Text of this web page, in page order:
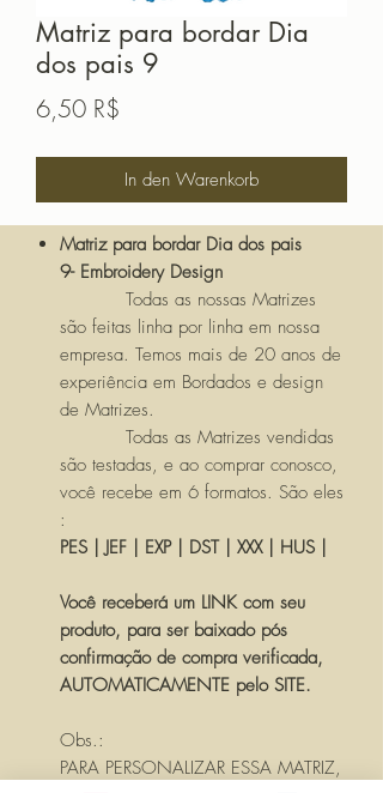
Matriz para bordar Dia
dos pais 9
6,50 R$
In den Warenkorb
Matriz para bordar Dia dos pais
9- Embroidery Design
Todas as nossas Matrizes
são feitas linha por linha em nossa
empresa. Temos mais de 20 anos de
experiência em Bordados e design
de Matrizes.
Todas as Matrizes vendidas
são testadas, e ao comprar conosco,
você recebe em 6 formatos. São eles
:
PES | JEF | EXP | DST | XXX | HUS |
Você receberá um LINK com seu
produto, para ser baixado pós
confirmação de compra verificada,
AUTOMATICAMENTE pelo SITE.
Obs.:
PARA PERSONALIZAR ESSA MATRIZ,